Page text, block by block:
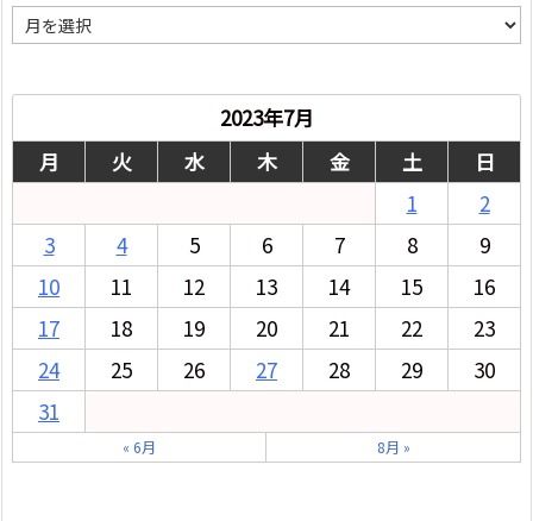
別
2023年7月
月
火 水 木 金 土
日
1
2
3
4 5 6 7 8
9
10
11 12 13 14 15
16
17
18 19 20 21 22
23
24
25 26 27 28 29
30
31
« 6月 8月 »